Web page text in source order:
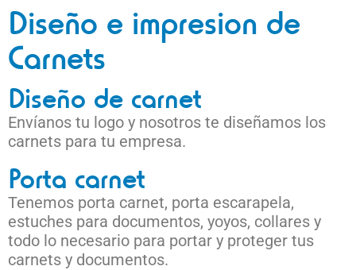
Diseño e impresion de
Carnets
Diseño de carnet
Envíanos tu logo y nosotros te diseñamos los
carnets para tu empresa.
Porta carnet
Tenemos porta carnet, porta escarapela,
estuches para documentos, yoyos, collares y
todo lo necesario para portar y proteger tus
carnets y documentos.